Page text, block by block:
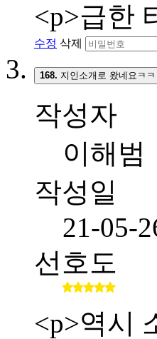
<p>급한
수정 삭제
168. 지인소개로 왔네요ㅋㅋ
작성자
이해범
작성일
21-05-
선호도
<p>역시